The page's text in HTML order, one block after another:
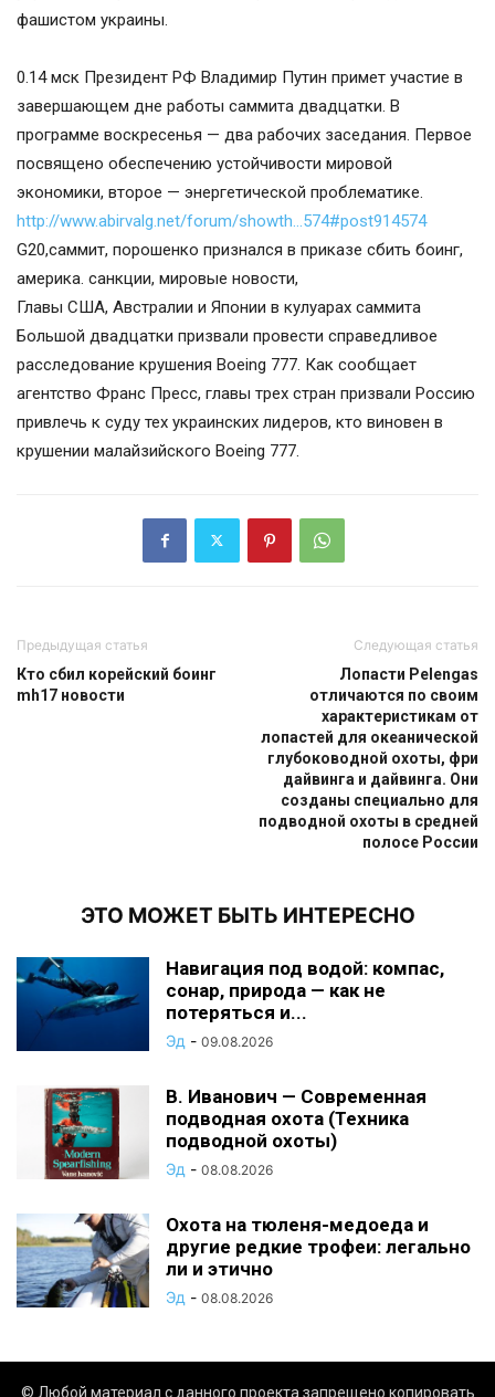
фашистом украины.
0.14 мск Президент РФ Владимир Путин примет участие в
завершающем дне работы саммита двадцатки. В
программе воскресенья — два рабочих заседания. Первое
посвящено обеспечению устойчивости мировой
экономики, второе — энергетической проблематике.
http://www.abirvalg.net/forum/showth…574#post914574
G20,саммит, порошенко признался в приказе сбить боинг,
америка. санкции, мировые новости,
Главы США, Австралии и Японии в кулуарах саммита
Большой двадцатки призвали провести справедливое
расследование крушения Boeing 777. Как сообщает
агентство Франс Пресс, главы трех стран призвали Россию
привлечь к суду тех украинских лидеров, кто виновен в
крушении малайзийского Boeing 777.
Предыдущая статья
Кто сбил корейский боинг
mh17 новости
Следующая статья
Лопасти Pelengas
отличаются по своим
характеристикам от
лопастей для океанической
глубоководной охоты, фри
дайвинга и дайвинга. Они
созданы специально для
подводной охоты в средней
полосе России
ЭТО МОЖЕТ БЫТЬ ИНТЕРЕСНО
Навигация под водой: компас,
сонар, природа — как не
потеряться и...
Эд - 09.08.2026
В. Иванович — Современная
подводная охота (Техника
подводной охоты)
Эд - 08.08.2026
Охота на тюленя-медоеда и
другие редкие трофеи: легально
ли и этично
Эд - 08.08.2026
© Любой материал с данного проекта запрещено копировать